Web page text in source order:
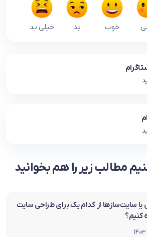
خوب بد خیلی بد
مطالب زیر را هم بخوانید
یا سایت‌سازها از کدام یک برای طراحی سایت
کنیم؟